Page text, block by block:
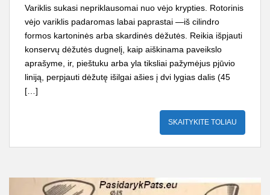
Variklis sukasi nepriklausomai nuo vėjo krypties. Rotorinis
vėjo variklis padaromas labai paprastai —iš cilindro
formos kartoninės arba skardinės dėžutės. Reikia išpjauti
konservų dėžutės dugnelį, kaip aiškinama paveikslo
aprašyme, ir, pieštuku arba yla tiksliai pažymėjus pjūvio
liniją, perpjauti dėžutę išilgai ašies į dvi lygias dalis (45
[…]
SKAITYKITE TOLIAU